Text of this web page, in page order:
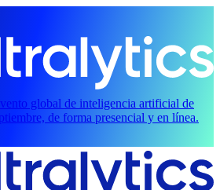
global de inteligencia artificial de
de forma presencial y en línea.